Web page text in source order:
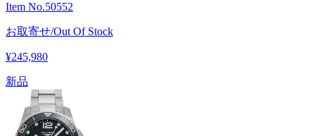
Item No.50552
お取寄せ/Out Of Stock
¥245,980
新品